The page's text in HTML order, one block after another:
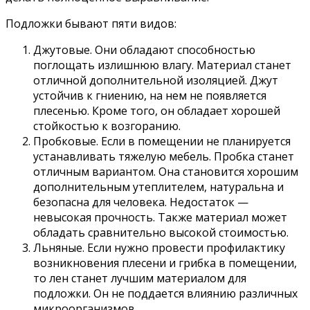
Подложки бывают пяти видов:
Джутовые. Они обладают способностью
поглощать излишнюю влагу. Материал станет
отличной дополнительной изоляцией. Джут
устойчив к гниению, на нем не появляется
плесенью. Кроме того, он обладает хорошей
стойкостью к возгоранию.
Пробковые. Если в помещении не планируется
устанавливать тяжелую мебель. Пробка станет
отличным вариантом. Она становится хорошим
дополнительным утеплителем, натуральна и
безопасна для человека. Недостаток —
невысокая прочность. Также материал может
обладать сравнительно высокой стоимостью.
Льняные. Если нужно провести профилактику
возникновения плесени и грибка в помещении,
то лен станет лучшим материалом для
подложки. Он не поддается влиянию различных